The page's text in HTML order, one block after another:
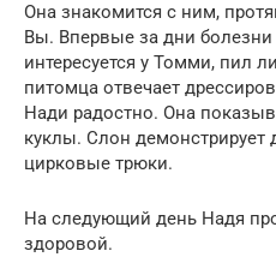
Она знакомится с ним,
Вы. Впервые за дни
интересуется у Томми, пил
питомца отвечает
Нади радостно. Она
куклы. Слон
цирковые трюки.
На следующий день Надя
здоровой.